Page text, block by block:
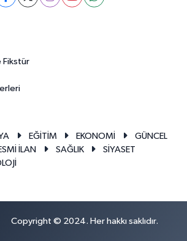
Fikstür
EĞİTİM EKONOMİ
GÜNCEL
İLAN SAĞLIK
SİYASET
Copyright © 2024. Her hakkı saklıdır.